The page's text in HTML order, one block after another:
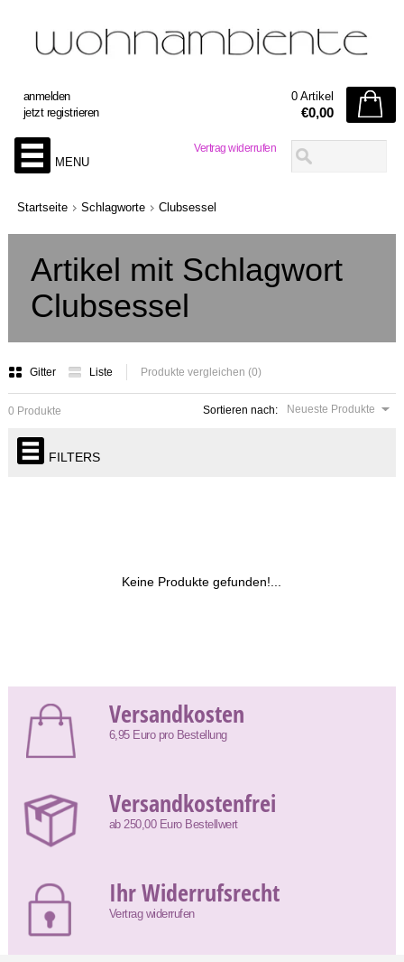
Vertrag widerrufen
anmelden
jetzt registrieren
0 Artikel
€0,00
MENU
Startseite Schlagworte Clubsessel
Artikel mit Schlagwort
Clubsessel
Gitter Liste Produkte vergleichen (0)
Sortieren nach: Neueste Produkte
0 Produkte
FILTERS
Keine Produkte gefunden!...
Versandkosten
6,95 Euro pro Bestellung
Versandkostenfrei
ab 250,00 Euro Bestellwert
Ihr Widerrufsrecht
Vertrag widerrufen